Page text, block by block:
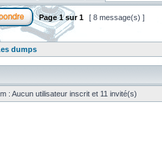
Page1sur1 [ 8 message(s) ]
dumps
: Aucun utilisateur inscrit et 11 invité(s)